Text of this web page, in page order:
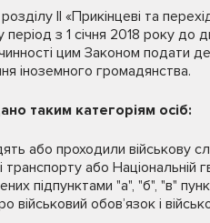
ІІ «Прикінцеві та
період з 1 січня 2018 року
цим Законом подати
іноземного громадянства.
таким категоріям осіб:
або проходили військову
транспорту або Національній
підпунктами "а", "б", "в"
військовий обов’язок і